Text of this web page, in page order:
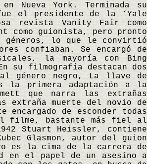
York. Terminada su
el presidente de la ‘Yale
revista Vanity Fair como
como guionista, pero pronto
lo que le convirtió
confiaban. Se encargó de
la mayoría con Bing
su filmografía destacan dos
al género negro, La llave de
primera adaptación a la
que narra las extrañas
extraña muerte del novio de
de esconder todas
El filme, bastante más fiel al
Stuart Heissler, contiene
Glasmon, autor del guion
es la cima de la carrera de
en el papel de un asesino a